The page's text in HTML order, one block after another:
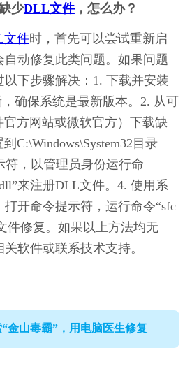
少DLL文件，怎么办？
文件时，首先可以尝试重新启
动修复此类问题。如果问题
下步骤解决：1. 下载并安装
确保系统是最新版本。2. 从可
方网站或微软官方）下载缺
C:\Windows\System32目录
符，以管理员身份运行命
来注册DLL文件。4. 使用系
开命令提示符，运行命令“sfc
件修复。如果以上方法均无
软件或联系技术支持。
金山毒霸”，用电脑医生修复